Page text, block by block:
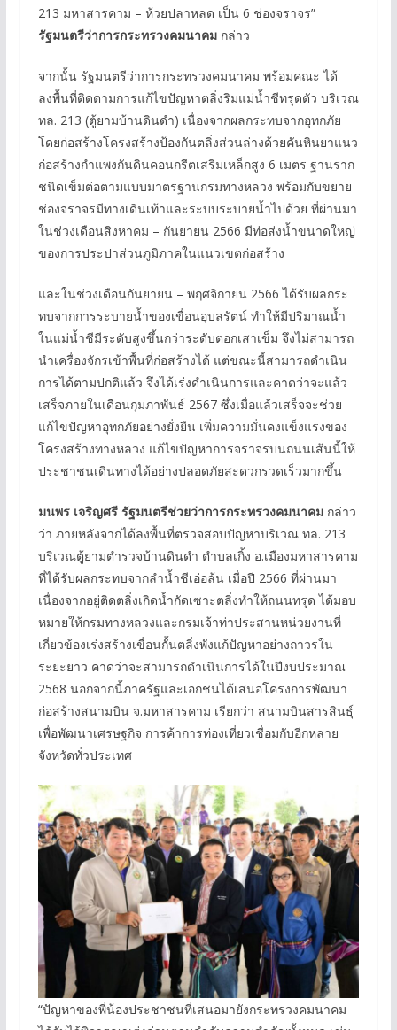
213 มหาสารคาม – ห้วยปลาหลด เป็น 6 ช่องจราจร”
รัฐมนตรีว่าการกระทรวงคมนาคมกล่าว
จากนั้น รัฐมนตรีว่าการกระทรวงคมนาคม พร้อมคณะ ได้
ลงพื้นที่ติดตามการแก้ไขปัญหาตลิ่งริมแม่น้ำชีทรุดตัว บริเวณ
ทล. 213 (ตู้ยามบ้านดินดำ) เนื่องจากผลกระทบจากอุทกภัย
โดยก่อสร้างโครงสร้างป้องกันตลิ่งส่วนล่างด้วยคันหินยาแนว
ก่อสร้างกำแพงกันดินคอนกรีตเสริมเหล็กสูง 6 เมตร ฐานราก
ชนิดเข็มต่อตามแบบมาตรฐานกรมทางหลวง พร้อมกับขยาย
ช่องจราจรมีทางเดินเท้าและระบบระบายน้ำไปด้วย ที่ผ่านมา
ในช่วงเดือนสิงหาคม – กันยายน 2566 มีท่อส่งน้ำขนาดใหญ่
ของการประปาส่วนภูมิภาคในแนวเขตก่อสร้าง
และในช่วงเดือนกันยายน – พฤศจิกายน 2566 ได้รับผลกระ
ทบจากการระบายน้ำของเขื่อนอุบลรัตน์ ทำให้มีปริมาณน้ำ
ในแม่น้ำชีมีระดับสูงขึ้นกว่าระดับตอกเสาเข็ม จึงไม่สามารถ
นำเครื่องจักรเข้าพื้นที่ก่อสร้างได้ แต่ขณะนี้สามารถดำเนิน
การได้ตามปกติแล้ว จึงได้เร่งดำเนินการและคาดว่าจะแล้ว
เสร็จภายในเดือนกุมภาพันธ์ 2567 ซึ่งเมื่อแล้วเสร็จจะช่วย
แก้ไขปัญหาอุทกภัยอย่างยั่งยืน เพิ่มความมั่นคงแข็งแรงของ
โครงสร้างทางหลวง แก้ไขปัญหาการจราจรบนถนนเส้นนี้ให้
ประชาชนเดินทางได้อย่างปลอดภัยสะดวกรวดเร็วมากขึ้น
มนพร เจริญศรี รัฐมนตรีช่วยว่าการกระทรวงคมนาคม กล่าว
ว่า ภายหลังจากได้ลงพื้นที่ตรวจสอบปัญหาบริเวณ ทล. 213
บริเวณตู้ยามตำรวจบ้านดินดำ ตำบลเกิ้ง อ.เมืองมหาสารคาม
ที่ได้รับผลกระทบจากลำน้ำชีเอ่อล้น เมื่อปี 2566 ที่ผ่านมา
เนื่องจากอยู่ติดตลิ่งเกิดน้ำกัดเซาะตลิ่งทำให้ถนนทรุด ได้มอบ
หมายให้กรมทางหลวงและกรมเจ้าท่าประสานหน่วยงานที่
เกี่ยวข้องเร่งสร้างเขื่อนกั้นตลิ่งพังแก้ปัญหาอย่างถาวรใน
ระยะยาว คาดว่าจะสามารถดำเนินการได้ในปีงบประมาณ
2568 นอกจากนี้ภาครัฐและเอกชนได้เสนอโครงการพัฒนา
ก่อสร้างสนามบิน จ.มหาสารคาม เรียกว่า สนามบินสารสินธุ์
เพื่อพัฒนาเศรษฐกิจ การค้าการท่องเที่ยวเชื่อมกับอีกหลาย
จังหวัดทั่วประเทศ
“ปัญหาของพี่น้องประชาชนที่เสนอมายังกระทรวงคมนาคม